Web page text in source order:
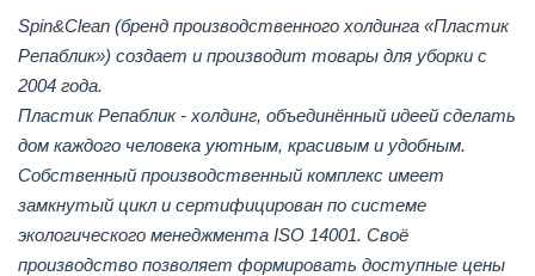
Spin&Clean (бренд производственного холдинга «Пластик
Репаблик») создает и производит товары для уборки с
2004 года.
Пластик Репаблик - холдинг, объединённый идеей сделать
дом каждого человека уютным, красивым и удобным.
Собственный производственный комплекс имеет
замкнутый цикл и сертифицирован по системе
экологического менеджмента ISO 14001. Своё
производство позволяет формировать доступные цены